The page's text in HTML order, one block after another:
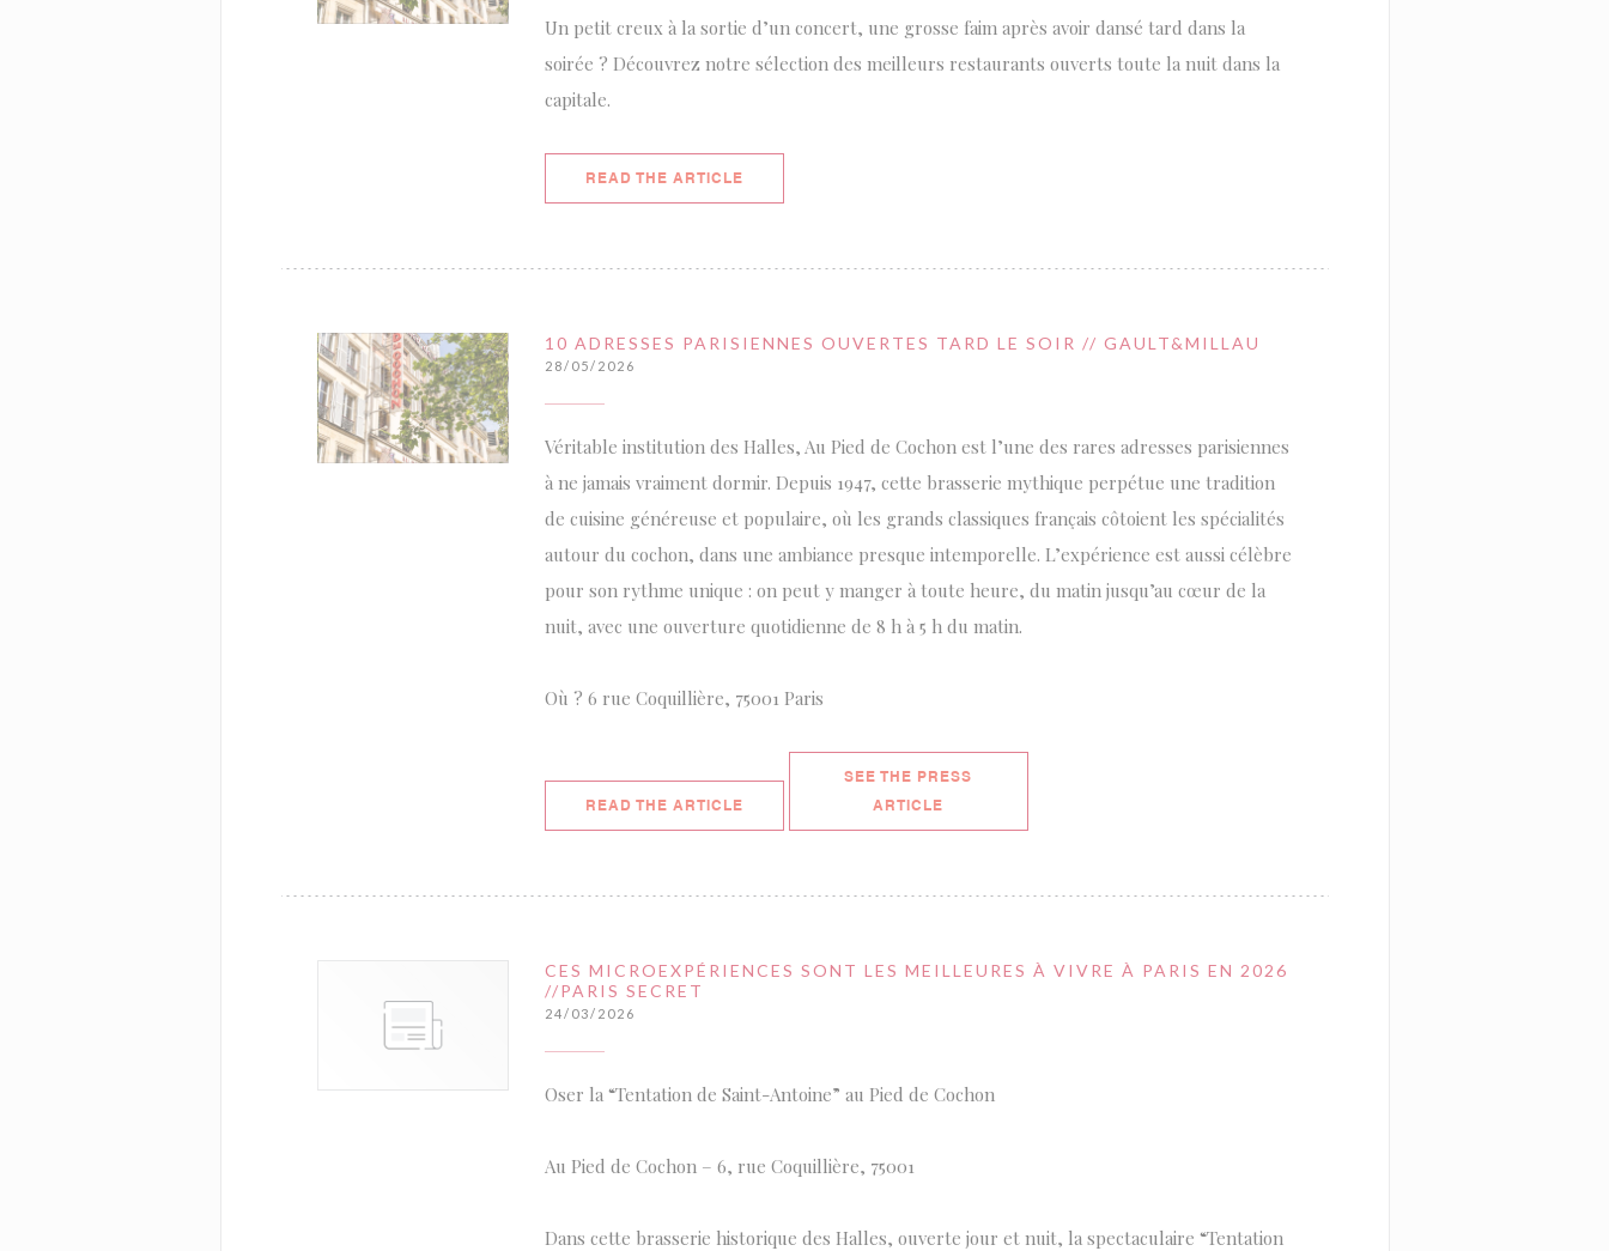
Un petit creux à la sortie d’un concert, une grosse faim après avoir dansé tard dans la
soirée ? Découvrez notre sélection des meilleurs restaurants ouverts toute la nuit dans la
capitale.
READ THE ARTICLE((OPENS IN A NEW WINDOW))
10 ADRESSES PARISIENNES OUVERTES TARD LE SOIR // GAULT&MILLAU
28/05/2026
Véritable institution des Halles, Au Pied de Cochon est l’une des rares adresses parisiennes
à ne jamais vraiment dormir. Depuis 1947, cette brasserie mythique perpétue une tradition
de cuisine généreuse et populaire, où les grands classiques français côtoient les spécialités
autour du cochon, dans une ambiance presque intemporelle. L’expérience est aussi célèbre
pour son rythme unique : on peut y manger à toute heure, du matin jusqu’au cœur de la
nuit, avec une ouverture quotidienne de 8 h à 5 h du matin.
Où ? 6 rue Coquillière, 75001 Paris
READ THE ARTICLE((OPENS IN A NEW WINDOW))
SEE THE PRESS
ARTICLE
CES MICROEXPÉRIENCES SONT LES MEILLEURES À VIVRE À PARIS EN 2026
//PARIS SECRET
24/03/2026
Oser la “Tentation de Saint-Antoine” au Pied de Cochon
Au Pied de Cochon – 6, rue Coquillière, 75001
Dans cette brasserie historique des Halles, ouverte jour et nuit, la spectaculaire “Tentation